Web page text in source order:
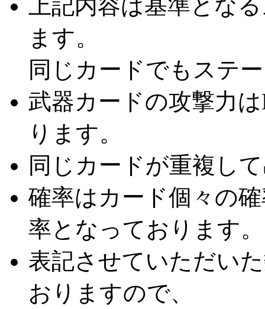
妖術師の杖槍
武器
SS
SS
SS
ヒノカグツチ
武器
SS
氷刀フロスティ
武器
SS
スプラウトブレス
武器
S
ガンド
S
ベンヌ
武器
S
サンダーストーム
武器
S
オンダ・デルフィーノ
武器
S
エモーションブロウ
武器
U
海を満喫するまどか
スキル
U
海を満喫するほむら
U
海を満喫するさやか
上記内容は基準とな
ます。
同じカードでもステ
武器カードの攻撃力
ります。
同じカードが重複し
確率はカード個々の
率となっております。
表記させていただい
おりますので、